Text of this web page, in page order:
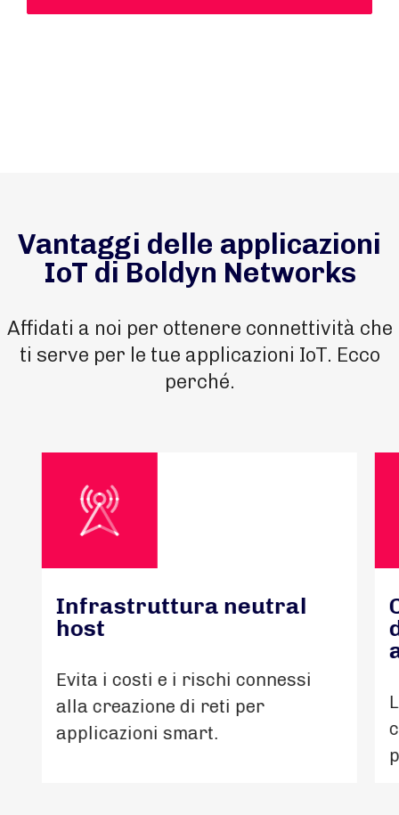
Vantaggi delle applicazioni
IoT di Boldyn Networks
Affidati a noi per ottenere connettività che
ti serve per le tue applicazioni IoT. Ecco
perché.
Infrastruttura neutral
host
Evita i costi e i rischi connessi
alla creazione di reti per
applicazioni smart.